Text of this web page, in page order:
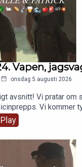
Vapen,
onsdag 5 augusti 2026
avsnitt! Vi pratar om
Vi kommer
Play